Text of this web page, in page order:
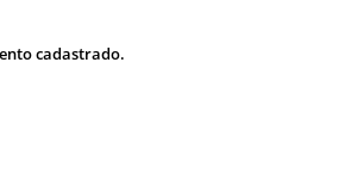
cadastrado.